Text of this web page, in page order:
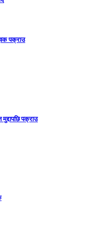
पक्राउ
पक्राउ